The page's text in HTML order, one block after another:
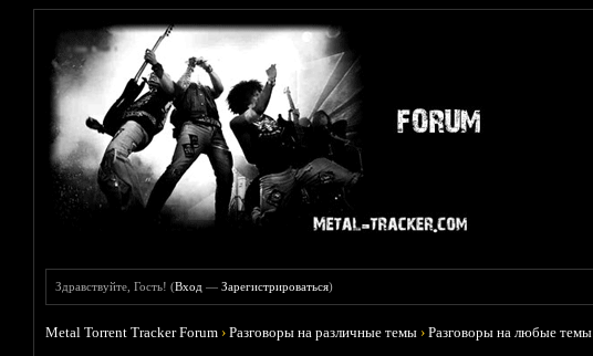
Здравствуйте, Гость! (Вход —Зарегистрироваться)
Metal Torrent Tracker Forum ›Разговоры на различные темы ›Разговоры на любые темы